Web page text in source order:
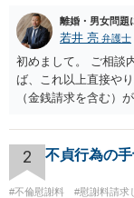
離婚・男女問題
若井 亮 弁護士
初めまして。 ご相談
ば、これ以上直接や
（金銭請求を含む）
いのであれば、基本
れ以上の要求を回避
す。 特に重要な点と
確認する条項（清算
2 不貞行為の
#不倫慰謝料 #慰謝料請求